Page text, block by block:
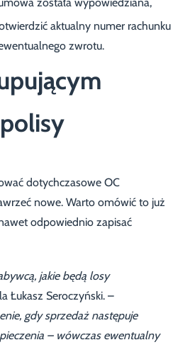
aktualny numer rachunku
zwrotu.
dotychczasowe OC
nowe. Warto omówić to już
odpowiednio zapisać
jakie będą losy
Łukasz Seroczyński. –
gdy sprzedaż następuje
– wówczas ewentualny